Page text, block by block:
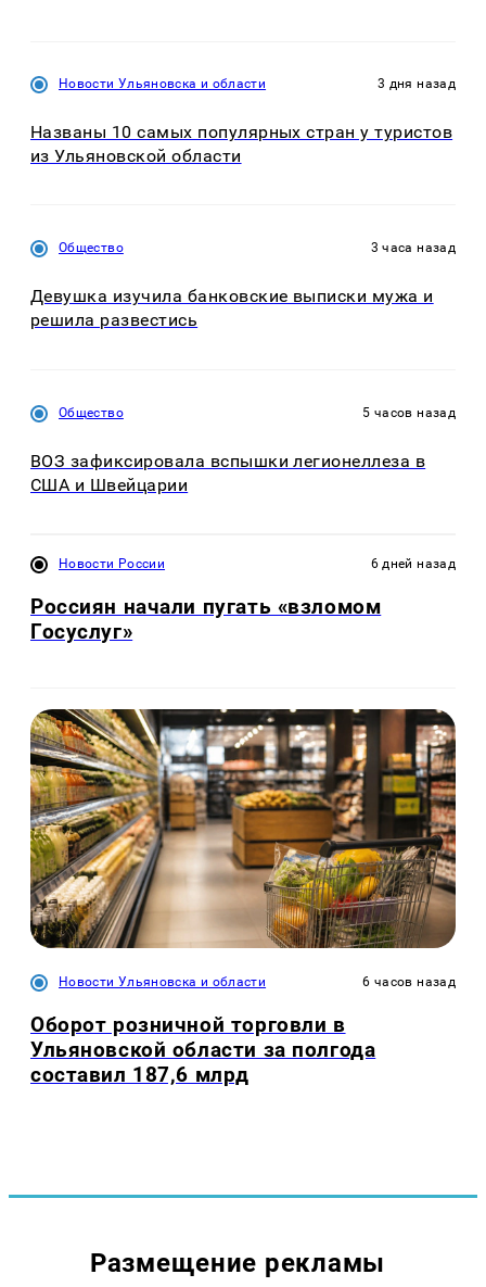
Новости Ульяновска и области 3 дня назад
Названы 10 самых популярных стран у туристов
из Ульяновской области
Общество 3 часа назад
Девушка изучила банковские выписки мужа и
решила развестись
Общество 5 часов назад
ВОЗ зафиксировала вспышки легионеллеза в
США и Швейцарии
Новости России 6 дней назад
Россиян начали пугать «взломом
Госуслуг»
Новости Ульяновска и области 6 часов назад
Оборот розничной торговли в
Ульяновской области за полгода
составил 187,6 млрд
Размещение рекламы